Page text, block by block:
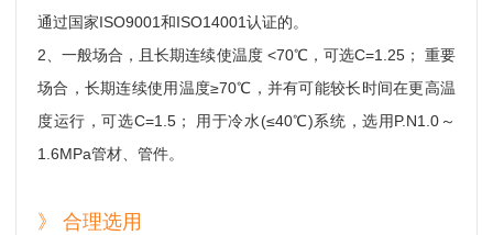
通过国家ISO9001和ISO14001认证的。
2、一般场合，且长期连续使温度 <70℃，可选C=1.25； 重要
场合，长期连续使用温度≥70℃，并有可能较长时间在更高温
度运行，可选C=1.5； 用于冷水(≤40℃)系统，选用P.N1.0～
1.6MPa管材、管件。
》 合理选用